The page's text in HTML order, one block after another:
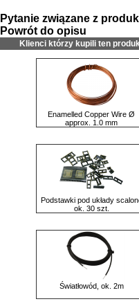
Pytanie związane z
Powrót do opisu
Klienci którzy kupili ten
Enamelled Copper Wire Ø
approx. 1.0 mm
Podstawki pod układy
ok. 30 szt.
Światłowód, ok. 2m